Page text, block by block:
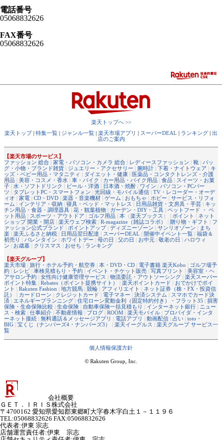
電話番号
05068832626
FAX番号
05068832626
楽天トップへ >>
楽天トップ
特集一覧 ジャンル一覧 楽天市場アプリ スーパーDEAL ランキング
出
店のご案内
【楽天市場のサービス】
ファッション 総合
家電・パソコン・カメラ 総合 レディースファッション 靴
バッ
グ・小物・ブランド雑貨
ジュエリー・アクセサリー 腕時計 下着・ナイトウェア
キ
ッズ・ベビー用品・マタニティ
ダイエット・健康
医薬品・コンタクトレンズ・介護
用品
美容・コスメ・香水 車・バイク カー用品・バイク用品 食品
スイーツ・お菓
子
水・ソフトドリンク ビール・洋酒 日本酒・焼酎 ワイン
パソコン・PCパー
ツ
タブレットPC・スマートフォン 光回線・モバイル通信
TV・レコーダー・オーデ
ィオ
家電 CD・DVD 楽器・音楽機材 ゲーム おもちゃ ホビー
サービス・リフォ
ーム
インテリア・収納 寝具・ベッド・マットレス 日用品雑貨・文房具・手芸
キッ
チン用品・食器・調理器具
花・観葉植物 ガーデン・DIY・工具
ペットフード ・ ペ
ット用品
スポーツ・アウトドア ゴルフ用品 本 （楽天ブックス ） | ポイント
ネット
ショップ 開業・開店
楽天ウェブ検索 R-magazine（雑誌コラボ） 贈り物・ギフト
フ
ァッション公式ブランド
ポイントアップ ディズニーゾーン サンリオゾーン
まち
楽
楽天ふるさと納税 日用品翌日配達 スーパーDEAL 開催中イベント一覧
福袋＆
初売り
バレンタイン ホワイトデー 母の日 父の日 お中元 敬老の日
ハロウィ
ン
お歳暮 クリスマス おせち ランキング
【楽天グループ】
楽天市場
旅行・ホテル予約・航空券 本・DVD・CD 電子書籍 楽天Kobo
ゴルフ場予
約
レシピ 車検見積もり・予約 イベント・チケット販売 写真プリント
美容室・ヘ
アサロン予約
女性向け健康管理サービス 物流委託・アウトソーシング
楽天スーパー
ポイント特集
Rebates（ポイント提携サイト） 楽天ポイントカード
おでかけでポイ
ント
Rakuten Fashion 地方競馬 競輪 アフィリエイト
ネット証券（株・FX・投資信
託）
カードローン クレジットカード 電子マネー 決済システム
スマホでカード決
済
エネルギープランニング 住宅ローン変動金利（固定特約付き）・フラット35
損害
保険・生命保険比較
生命保険 自動車保険一括見積もり インターネット銀行
ニュー
ス・検索
仕事紹介 不動産情報 ブログ ROOM 楽天モバイル
プロバイダ・インタ
ーネット接続
無料通話＆メッセージアプリ 電話アプリ 動画配信 占い
toto・
BIG
宝くじ（ナンバーズ4・ナンバーズ3） 楽天イーグルス
楽天グループ サービス一
覧
個人情報保護方針
© Rakuten Group, Inc.
会社概要
ＧＥＴ．ＩＲＩＳ株式会社
〒4700162 愛知県愛知郡東郷町大字春木字白土１－１１９６
TEL:05068832626 FAX:05068832626
代表者:伊東 宗志
店舗運営責任者:伊東 宗志